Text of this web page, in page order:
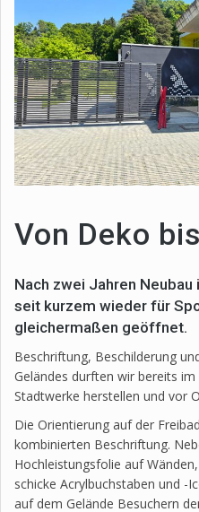
Von Deko
Nach zwei Jahren
seit kurzem wieder für
gleichermaßen geöffnet.
Beschriftung, Beschilderung
Geländes durften wir bereits
Stadtwerke herstellen und vor
Die Orientierung auf der
kombinierten Beschriftung.
Hochleistungsfolie auf
schicke Acrylbuchstaben und -
auf dem Gelände Besuchern